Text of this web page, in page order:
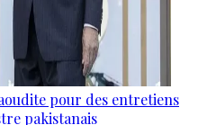
pour des entretiens
pakistanais